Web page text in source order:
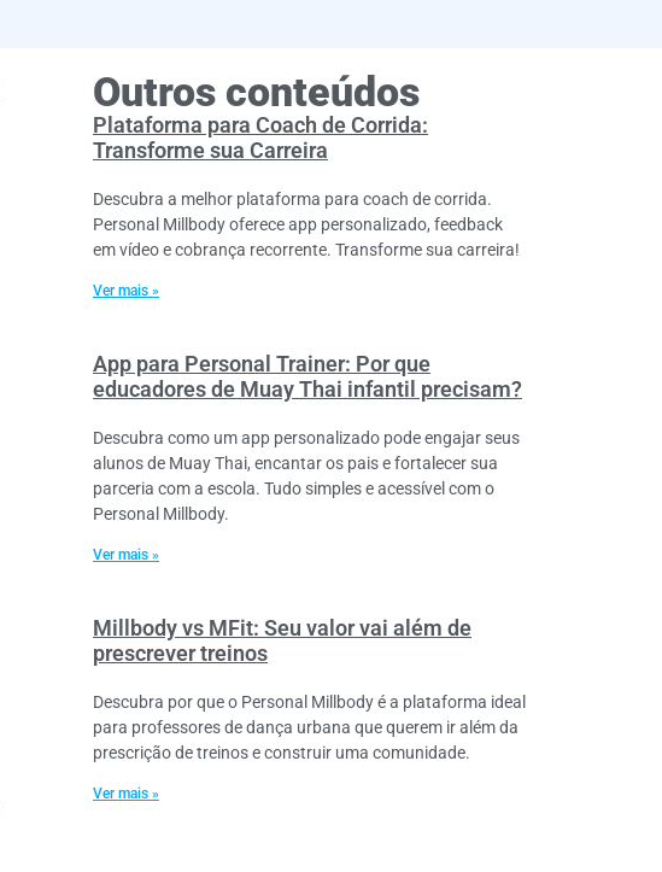
Outros conteúdos
Plataforma para Coach de Corrida:
Transforme sua Carreira
Descubra a melhor plataforma para coach de corrida.
Personal Millbody oferece app personalizado, feedback
em vídeo e cobrança recorrente. Transforme sua carreira!
Ver mais »
App para Personal Trainer: Por que
educadores de Muay Thai infantil precisam?
Descubra como um app personalizado pode engajar seus
alunos de Muay Thai, encantar os pais e fortalecer sua
parceria com a escola. Tudo simples e acessível com o
Personal Millbody.
Ver mais »
Millbody vs MFit: Seu valor vai além de
prescrever treinos
Descubra por que o Personal Millbody é a plataforma ideal
para professores de dança urbana que querem ir além da
prescrição de treinos e construir uma comunidade.
Ver mais »